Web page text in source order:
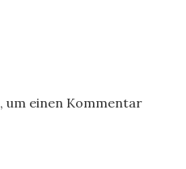
um einen Kommentar